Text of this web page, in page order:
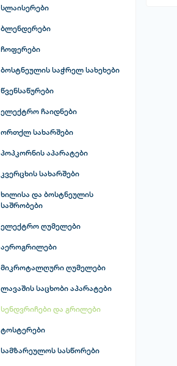
ბარათები
კვების ბლოკები
ქულერები
დისკწამყვანები
კომპიუტერის ქეისები
მაუსები
ვებ კამერები
მიკროფონები
გარე მყარი დისკები
ბარათის წამკითხველები
USB ფლეშ მეხსიერების
ბარათები
ნოუთბუქის გამაგრილებლები
მაუსის პადები
ნოუთბუქისა და პლანშეტის
აქსესუარები
ტონერები
საბეჭდი ქარალდები
საოფისე ტექნიკა სხვა
აქსესუარები და სახარჯი
მასალები
აქსესუარები
აქსესუარები
სლაისერები
ბლენდერები
ჩოფერები
ბოსტნეულის საჭრელ სახეხები
წვენსაწურები
ელექტრო ჩაიდნები
ორთქლ სახარშები
პოპკორნის აპარატები
კვერცხის სახარშები
ხილისა და ბოსტნეულის
საშრობები
ელექტრო ღუმელები
აეროგრილები
მიკროტალღური ღუმელები
ლავაშის საცხობი აპარატები
სენდვრიჩები და გრილები
ტოსტერები
სამზარეულოს სასწორები